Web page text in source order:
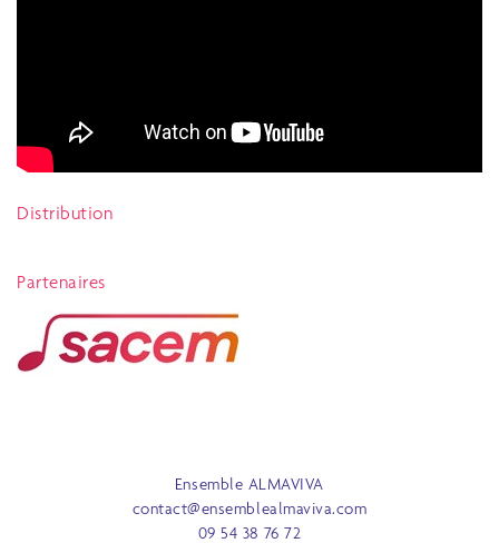
Distribution
Partenaires
Ensemble ALMAVIVA
contact@ensemblealmaviva.com
09 54 38 76 72